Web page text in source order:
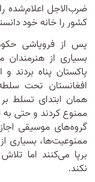
ضرب‌الاجل اعلام‌شده
کشور را خانه خود
بسیاری از هنرمندان
پاکستان پناه بردند
افغانستان تحت
همان ابتدای تسلط
ممنوع کردند و حتی به
گروه‌های موسیقی
ممنوعیت‌ها، بسیاری
برپا می‌کنند اما
نکند.